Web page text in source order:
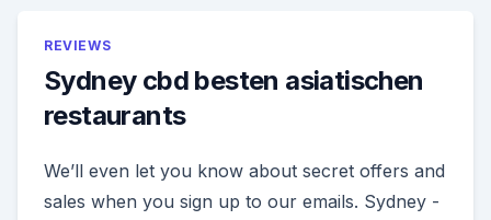
REVIEWS
Sydney cbd besten asiatischen
restaurants
We’ll even let you know about secret offers and
sales when you sign up to our emails. Sydney -